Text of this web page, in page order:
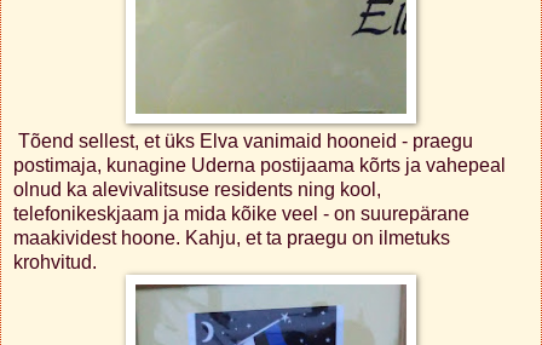
Tõend sellest, et üks Elva vanimaid hooneid - praegu
postimaja, kunagine Uderna postijaama kõrts ja vahepeal
olnud ka alevivalitsuse residents ning kool,
telefonikeskjaam ja mida kõike veel - on suurepärane
maakividest hoone. Kahju, et ta praegu on ilmetuks
krohvitud.